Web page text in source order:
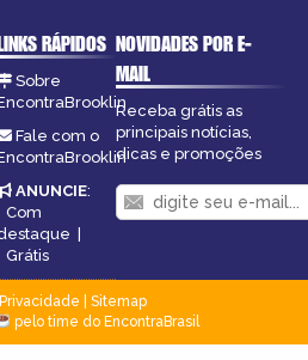
RÁPIDOS
Sobre
Fale com o
ANUNCIE:
Com
|
Grátis
NOVIDADES POR E-
MAIL
Receba grátis as
principais notícias,
dicas e promoções
Privacidade
Sitemap
pelo time do EncontraBrasil